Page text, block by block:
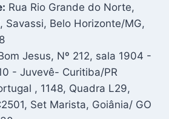
Rua Rio Grande do Norte,
Savassi, Belo Horizonte/MG,
Jesus, Nº 212, sala 1904 -
- Juvevê- Curitiba/PR
, 1148, Quadra L29,
Set Marista, Goiânia/ GO